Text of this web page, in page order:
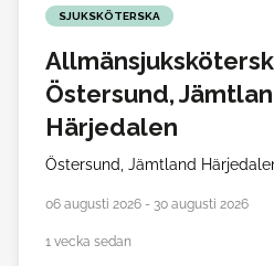
SJUKSKÖTERSKA
Östersund,
Härjedalen
Östersund, Jämtland
06 augusti 2026 - 30 augusti 2026
1 vecka sedan